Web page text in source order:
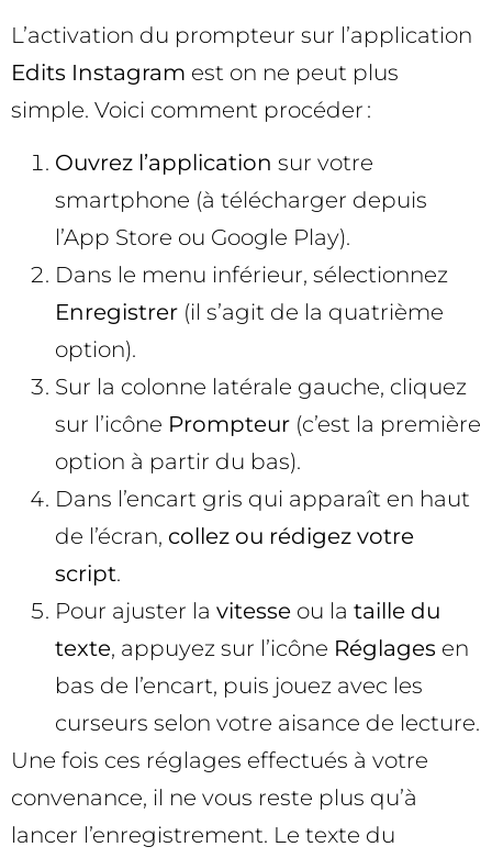
L’activation du prompteur sur l’application
Edits Instagram est on ne peut plus
simple. Voici comment procéder :
Ouvrez l’application sur votre
smartphone (à télécharger depuis
l’App Store ou Google Play).
Dans le menu inférieur, sélectionnez
Enregistrer (il s’agit de la quatrième
option).
Sur la colonne latérale gauche, cliquez
sur l’icône Prompteur (c’est la première
option à partir du bas).
Dans l’encart gris qui apparaît en haut
de l’écran, collez ou rédigez votre
script.
Pour ajuster la vitesse ou la taille du
texte, appuyez sur l’icône Réglages en
bas de l’encart, puis jouez avec les
curseurs selon votre aisance de lecture.
Une fois ces réglages effectués à votre
convenance, il ne vous reste plus qu’à
lancer l’enregistrement. Le texte du